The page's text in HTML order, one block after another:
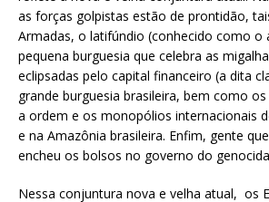
b
o
o
k
r
as forças golpistas estão de prontidão,
Armadas, o latifúndio (conhecido como o
pequena burguesia que celebra as
eclipsadas pelo capital financeiro (a dita
grande burguesia brasileira, bem como
a ordem e os monopólios internacionais
e na Amazônia brasileira. Enfim, gente
encheu os bolsos no governo do
Nessa conjuntura nova e velha atual, os